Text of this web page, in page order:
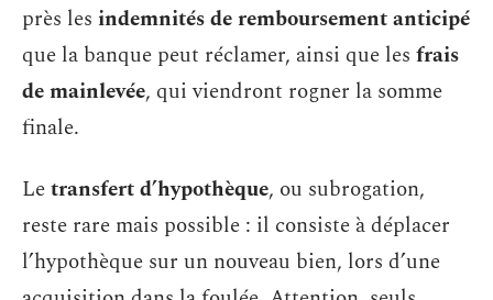
près les indemnités de remboursement anticipé
que la banque peut réclamer, ainsi que les frais
de mainlevée, qui viendront rogner la somme
finale.
Letransfert d’hypothèque, ou subrogation,
reste rare mais possible : il consiste à déplacer
l’hypothèque sur un nouveau bien, lors d’une